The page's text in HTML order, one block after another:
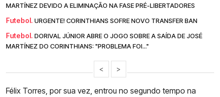
MARTÍNEZ DEVIDO A ELIMINAÇÃO NA FASE PRÉ-LIBERTADORES
Futebol. URGENTE! CORINTHIANS SOFRE NOVO TRANSFER BAN
Futebol. DORIVAL JÚNIOR ABRE O JOGO SOBRE A SAÍDA DE JOSÉ
MARTÍNEZ DO CORINTHIANS: "PROBLEMA FOI..."
< >
Félix Torres, por sua vez, entrou no segundo tempo na